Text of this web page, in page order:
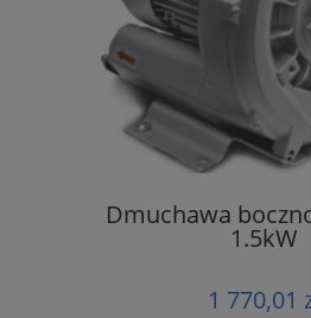
Dmuchawa
1.5kW
1 770,01